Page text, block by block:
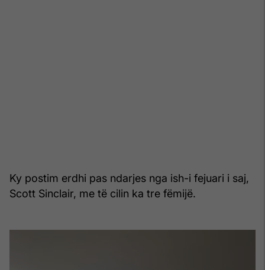
Ky postim erdhi pas ndarjes nga ish-i fejuari i saj,
Scott Sinclair, me të cilin ka tre fëmijë.